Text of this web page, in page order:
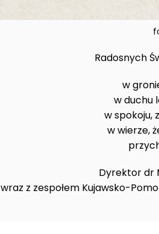
Radosnych
w
w duchu
w spokoju,
w wierze,
Dyrektor dr
wraz z zespołem Kujawsko-